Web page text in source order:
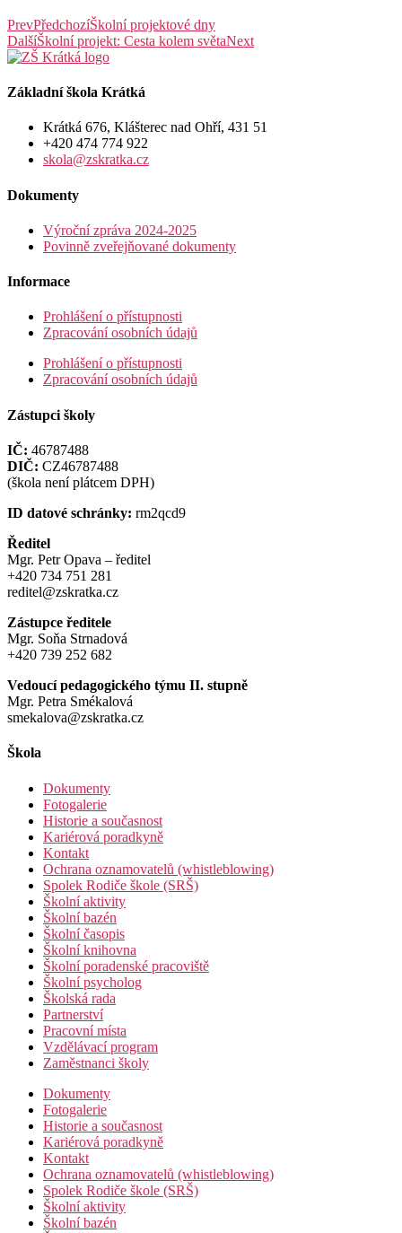
PrevPředchozíŠkolní projektové dny
DalšíŠkolní projekt: Cesta kolem světaNext
Základní škola Krátká
Krátká 676, Klášterec nad Ohří, 431 51
+420 474 774 922
skola@zskratka.cz
Dokumenty
Výroční zpráva 2024-2025
Povinně zveřejňované dokumenty
Informace
Prohlášení o přístupnosti
Zpracování osobních údajů
Prohlášení o přístupnosti
Zpracování osobních údajů
Zástupci školy
IČ: 46787488
DIČ: CZ46787488
(škola není plátcem DPH)
ID datové schránky: rm2qcd9
Ředitel
Mgr. Petr Opava – ředitel
+420 734 751 281
reditel@zskratka.cz
Zástupce ředitele
Mgr. Soňa Strnadová
+420 739 252 682
Vedoucí pedagogického týmu II. stupně
Mgr. Petra Smékalová
smekalova@zskratka.cz
Škola
Dokumenty
Fotogalerie
Historie a současnost
Kariérová poradkyně
Kontakt
Ochrana oznamovatelů (whistleblowing)
Spolek Rodiče škole (SRŠ)
Školní aktivity
Školní bazén
Školní časopis
Školní knihovna
Školní poradenské pracoviště
Školní psycholog
Školská rada
Partnerství
Pracovní místa
Vzdělávací program
Zaměstnanci školy
Dokumenty
Fotogalerie
Historie a současnost
Kariérová poradkyně
Kontakt
Ochrana oznamovatelů (whistleblowing)
Spolek Rodiče škole (SRŠ)
Školní aktivity
Školní bazén